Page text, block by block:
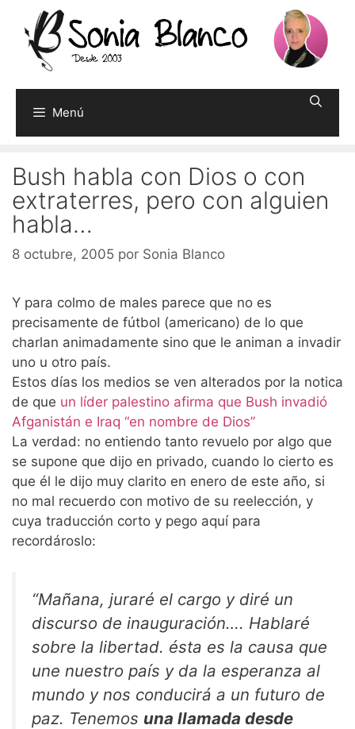
contenido
Menú
Bush habla con Dios o con
extraterres, pero con alguien
habla…
8 octubre, 2005 por Sonia Blanco
Y para colmo de males parece que no es
precisamente de fútbol (americano) de lo que
charlan animadamente sino que le animan a invadir
uno u otro país.
Estos días los medios se ven alterados por la notica
de que un líder palestino afirma que Bush invadió
Afganistán e Iraq “en nombre de Dios”
La verdad: no entiendo tanto revuelo por algo que
se supone que dijo en privado, cuando lo cierto es
que él le dijo muy clarito en enero de este año, si
no mal recuerdo con motivo de su reelección, y
cuya traducción corto y pego aquí para
recordároslo:
“Mañana, juraré el cargo y diré un
discurso de inauguración…. Hablaré
sobre la libertad. ésta es la causa que
une nuestro país y da la esperanza al
mundo y nos conducirá a un futuro de
paz. Tenemos una llamada desde